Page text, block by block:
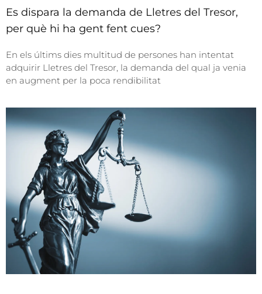
Es dispara la demanda de Lletres del Tresor,
per què hi ha gent fent cues?
En els últims dies multitud de persones han intentat
adquirir Lletres del Tresor, la demanda del qual ja venia
en augment per la poca rendibilitat